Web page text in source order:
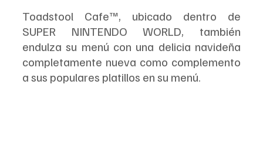
Toadstool Cafe™, ubicado dentro de
SUPER NINTENDO WORLD, también
endulza su menú con una delicia navideña
completamente nueva como complemento
a sus populares platillos en su menú.